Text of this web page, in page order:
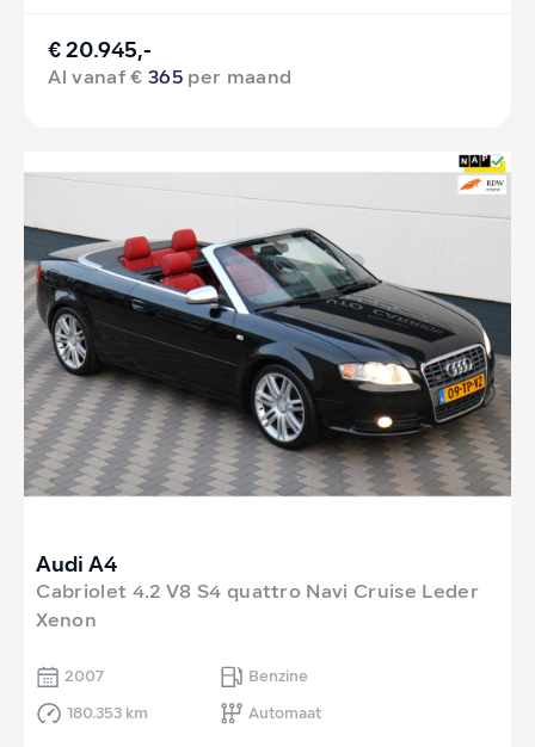
€ 20.945,-
Al vanaf €365 per maand
Audi A4
Cabriolet 4.2 V8 S4 quattro Navi Cruise Leder
Xenon
2007
Benzine
180.353 km
Automaat